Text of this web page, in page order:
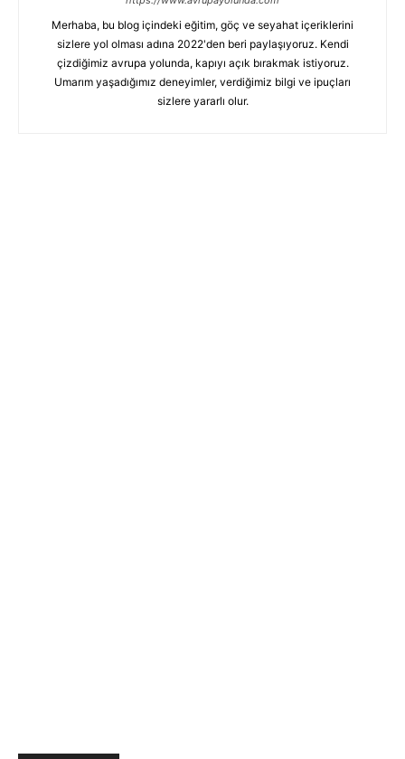
Merhaba, bu blog içindeki eğitim, göç ve seyahat içeriklerini
sizlere yol olması adına 2022'den beri paylaşıyoruz. Kendi
çizdiğimiz avrupa yolunda, kapıyı açık bırakmak istiyoruz.
Umarım yaşadığımız deneyimler, verdiğimiz bilgi ve ipuçları
sizlere yararlı olur.